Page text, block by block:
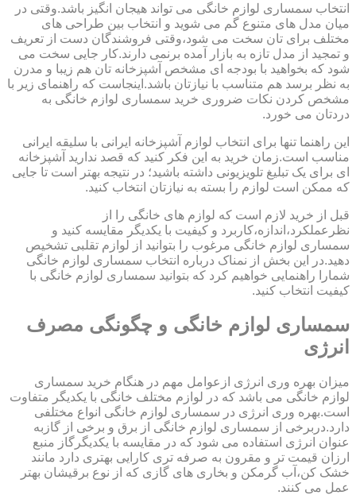
انتخاب سمساری لوازم خانگی می تواند هیجان انگیز باشد.وقتی در
میان مدل های متنوع گم می شوید و انتخاب بین طراحی های
مختلف برای تان سخت می شود،وقتی فروشندگان دست از تعریف
و تمجید از مدل تازه به بازار آمده برنمی دارند.کار جایی سخت می
شود که بخواهید با بودجه ای مشخص آشپزخانه تان هم زیبا و مدرن
به نظر برسد هم متناسب با نیازتان باشد.اینجاست که راهنمای زیر با
مشخص کردن نکات ضروری خرید سمساری لوازم خانگی به
دردتان می خورد.
این راهنما تنها برای انتخاب لوازم آشپزخانه ایرانی با سلیقه ایرانی
مناسب است.زمان خرید به این فکر کنید که قصد ندارید آشپزخانه
ای برای یک تبلیغ تلویزیونی داشته باشید؛ در نتیجه بهتر است تا جایی
که ممکن است لوازم را بسته به نیازتان انتخاب کنید.
قبل از خرید لازم است که لوازم های خانگی را از
نظرعملکرد،اندازه،کاربرد و کیفیت با یکدیگر مقایسه کنید و
سمساری لوازم خانگی مرغوب را بتوانید از لوازم تقلبی تشخیص
دهید.در این بخش از نمناک درباره انتخاب سمساری لوازم خانگی
شمارا راهنمایی خواهیم کرد که بتوانید سمساری لوازم خانگی با
کیفیت انتخاب کنید.
سمساری لوازم خانگی و چگونگی مصرف
انرژی
میزان بهره وری انرژی ازعوامل مهم در هنگام خرید سمساری
لوازم خانگی می باشد که در لوازم مختلف خانگی با یکدیگر متفاوت
است.بهره وری انرژی در سمساری لوازم خانگی انواع مختلفی
دارد.دربرخی از سمساری لوازم خانگی از برق و برخی از گازبه
عنوان انرژی استفاده می شود که در مقایسه با یکدیگرگاز منبع
ارزان قیمت تر و مقرون به صرفه تری کارایی بهتری دارد مانند
خشک کن،آب گرمکن و بخاری های گازی که از نوع برقیشان بهتر
عمل می کنند.